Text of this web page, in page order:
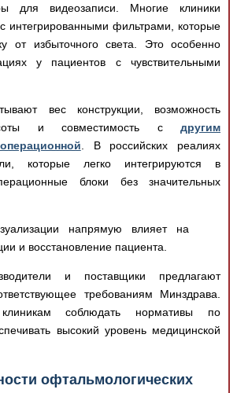
для видеозаписи. Многие клиники
интегрированными фильтрами, которые
от избыточного света. Это особенно
у пациентов с чувствительными
вес конструкции, возможность
и совместимость сдругим
. В российских реалиях
которые легко интегрируются в
блоки без значительных
напрямую влияет на
и восстановление пациента.
и поставщики предлагают
требованиям Минздрава.
соблюдать нормативы по
высокий уровень медицинской
офтальмологических